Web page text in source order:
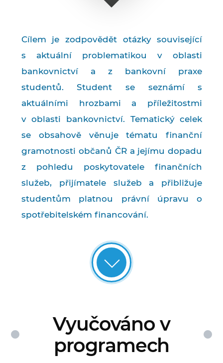
Cílem je zodpovědět otázky související
s aktuální problematikou v oblasti
bankovnictví a z bankovní praxe
studentů. Student se seznámí s
aktuálními hrozbami a příležitostmi
v oblasti bankovnictví. Tematický celek
se obsahově věnuje tématu finanční
gramotnosti občanů ČR a jejímu dopadu
z pohledu poskytovatele finančních
služeb, přijímatele služeb a přibližuje
studentům platnou právní úpravu o
spotřebitelském financování.
Vyučováno v
programech